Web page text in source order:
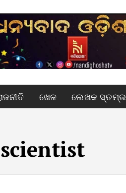
ଖେଳ ଲେଖକ ସ୍ତମ୍ଭ